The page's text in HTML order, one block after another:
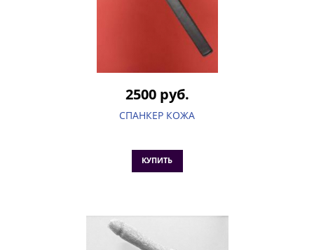
2500 руб.
СПАНКЕР КОЖА
КУПИТЬ